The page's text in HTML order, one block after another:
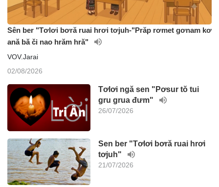
Sên ber "Tơlơi bơră ruai hrơi tơjuh-"Prăp rơmet gơnam kơ
ană bă či nao hrăm hră"
VOV.Jarai
02/08/2026
Tơlơi ngă sen "Pơsur tŏ tui
gru grua đưm"
26/07/2026
Sen ber "Tơlơi bơră ruai hrơi
tơjuh"
21/07/2026